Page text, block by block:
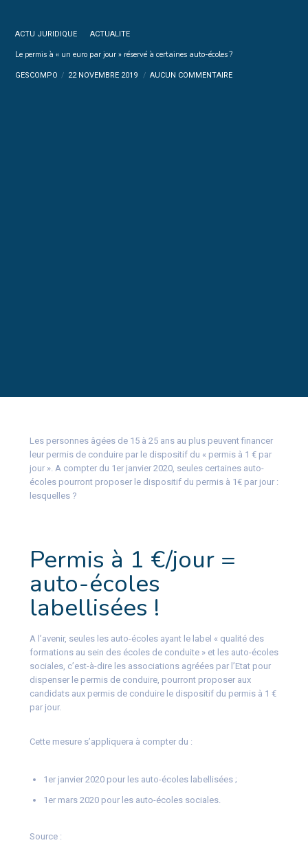
ACTU JURIDIQUE ACTUALITE
Le permis à « un euro par jour » réservé à certaines auto-écoles ?
GESCOMPO 22 NOVEMBRE 2019 AUCUN COMMENTAIRE
Les personnes âgées de 15 à 25 ans au plus peuvent financer
leur permis de conduire par le dispositif du « permis à 1 € par
jour ». A compter du 1er janvier 2020, seules certaines auto-
écoles pourront proposer le dispositif du permis à 1€ par jour :
lesquelles ?
Permis à 1 €/jour =
auto-écoles
labellisées !
A l’avenir, seules les auto-écoles ayant le label « qualité des
formations au sein des écoles de conduite » et les auto-écoles
sociales, c’est-à-dire les associations agréées par l’Etat pour
dispenser le permis de conduire, pourront proposer aux
candidats aux permis de conduire le dispositif du permis à 1 €
par jour.
Cette mesure s’appliquera à compter du :
1er janvier 2020 pour les auto-écoles labellisées ;
1er mars 2020 pour les auto-écoles sociales.
Source :